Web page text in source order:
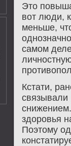
Это
вот люди,
меньше,
самом
Кстати,
связывали
здоровья
Поэтому